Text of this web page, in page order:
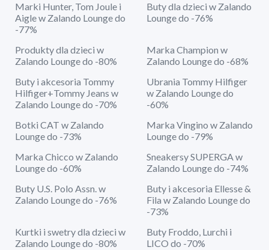
Marki Hunter, Tom Joule i
Aigle w Zalando Lounge do
-77%
Buty dla dzieci w Zalando
Lounge do -76%
Produkty dla dzieci w
Zalando Lounge do -80%
Marka Champion w
Zalando Lounge do -68%
Buty i akcesoria Tommy
Hilfiger+Tommy Jeans w
Zalando Lounge do -70%
Ubrania Tommy Hilfiger
w Zalando Lounge do
-60%
Botki CAT w Zalando
Lounge do -73%
Marka Vingino w Zalando
Lounge do -79%
Marka Chicco w Zalando
Lounge do -60%
Sneakersy SUPERGA w
Zalando Lounge do -74%
Buty U.S. Polo Assn. w
Zalando Lounge do -76%
Buty i akcesoria Ellesse &
Fila w Zalando Lounge do
-73%
Kurtki i swetry dla dzieci w
Zalando Lounge do -80%
Buty Froddo, Lurchi i
LICO do -70%